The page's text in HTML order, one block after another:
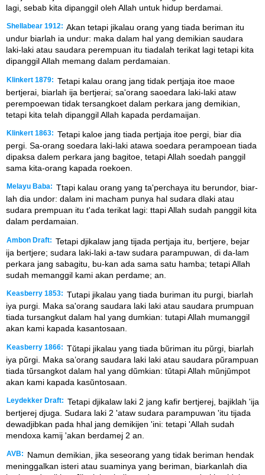
lagi, sebab kita dipanggil oleh Allah untuk hidup berdamai.
Shellabear 1912: Akan tetapi jikalau orang yang tiada beriman itu
undur biarlah ia undur: maka dalam hal yang demikian saudara
laki-laki atau saudara perempuan itu tiadalah terikat lagi tetapi kita
dipanggil Allah memang dalam perdamaian.
Klinkert 1879: Tetapi kalau orang jang tidak pertjaja itoe maoe
bertjerai, biarlah ija bertjerai; sa'orang saoedara laki-laki ataw
perempoewan tidak tersangkoet dalam perkara jang demikian,
tetapi kita telah dipanggil Allah kapada perdamaijan.
Klinkert 1863: Tetapi kaloe jang tiada pertjaja itoe pergi, biar dia
pergi. Sa-orang soedara laki-laki atawa soedara perampoean tiada
dipaksa dalem perkara jang bagitoe, tetapi Allah soedah panggil
sama kita-orang kapada roekoen.
Melayu Baba: Ttapi kalau orang yang ta'perchaya itu berundor, biar-
lah dia undor: dalam ini macham punya hal sudara dlaki atau
sudara prempuan itu t'ada terikat lagi: ttapi Allah sudah panggil kita
dalam perdamaian.
Ambon Draft: Tetapi djikalaw jang tijada pertjaja itu, bertjere, bejar
ija bertjere; sudara laki-laki a-taw sudara parampuwan, di da-lam
perkara jang sabagitu, bu-kan ada sama satu hamba; tetapi Allah
sudah memanggil kami akan perdame; an.
Keasberry 1853: Tutapi jikalau yang tiada buriman itu purgi, biarlah
iya purgi. Maka sa'orang saudara laki laki atau saudara prumpuan
tiada tursangkut dalam hal yang dumkian: tutapi Allah mumanggil
akan kami kapada kasantosaan.
Keasberry 1866: Tŭtapi jikalau yang tiada bŭriman itu pŭrgi, biarlah
iya pŭrgi. Maka sa’orang saudara laki laki atau saudara pŭrampuan
tiada tŭrsangkot dalam hal yang dŭmkian: tŭtapi Allah mŭnjŭmpot
akan kami kapada kasŭntosaan.
Leydekker Draft: Tetapi djikalaw laki 2 jang kafir bertjerej, bajiklah 'ija
bertjerej djuga. Sudara laki 2 'ataw sudara parampuwan 'itu tijada
dewadjibkan pada hhal jang demikijen 'ini: tetapi 'Allah sudah
mendoxa kamij 'akan berdamej 2 an.
AVB:
Namun demikian, jika seseorang yang tidak beriman hendak
meninggalkan isteri atau suaminya yang beriman, biarkanlah dia